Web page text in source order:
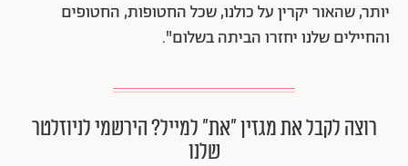
יותר, שהאור יקרין על כולנו, שכל החטופות, החטופים
והחיילים שלנו יחזרו הביתה בשלום".
רוצה לקבל את מגזין ״את״ למייל? הירשמי לניוזלטר
שלנו